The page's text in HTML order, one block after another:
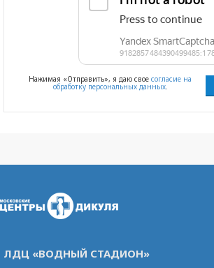
Нажимая «Отправить», я даю свое согласие на
обработку персональных данных.
ЛДЦ «ВОДНЫЙ СТАДИОН»